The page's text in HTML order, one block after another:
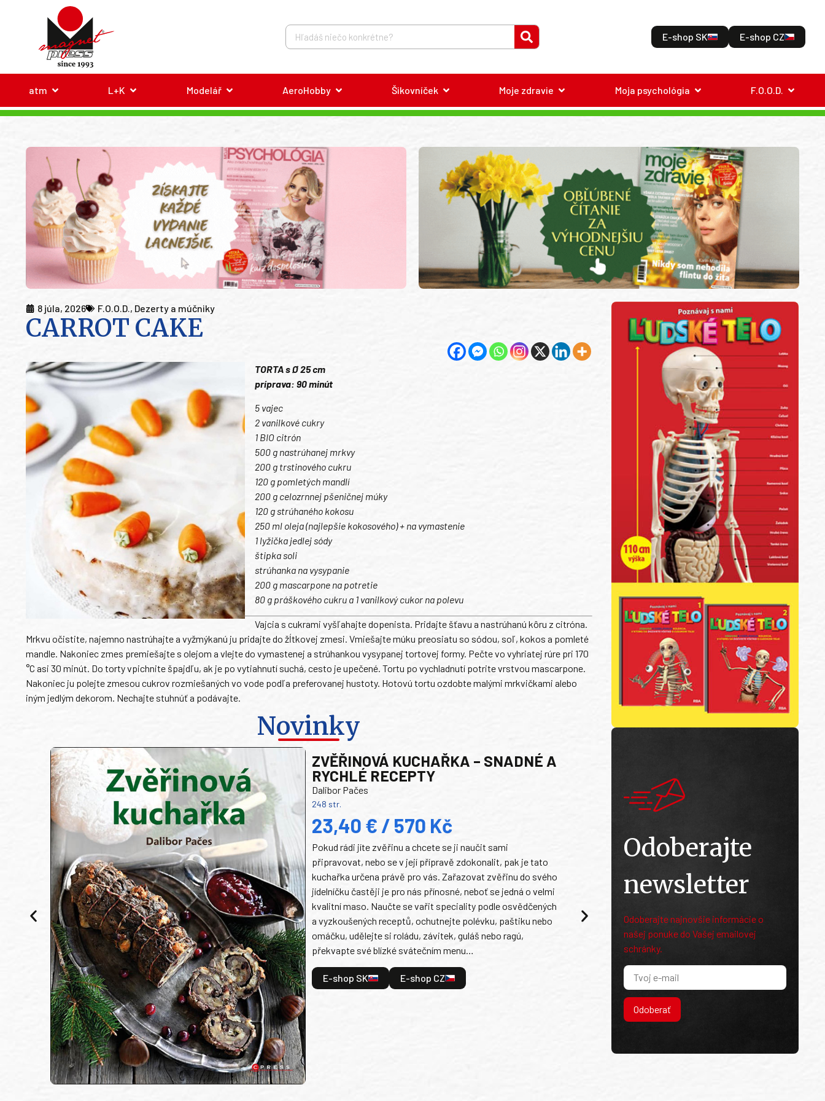
E-shop SK E-shop CZ
atm L+K Modelář AeroHobby Šikovníček Moje zdravie Moja psychológia F.O.O.D.
8 júla, 2026 F.O.O.D., Dezerty a múčniky
CARROT CAKE
TORTA s Ø 25 cm
príprava: 90 minút
5 vajec
2 vanilkové cukry
1 BIO citrón
500 g nastrúhanej mrkvy
200 g trstinového cukru
120 g pomletých mandlí
200 g celozrnnej pšeničnej múky
120 g strúhaného kokosu
250 ml oleja (najlepšie kokosového) + na vymastenie
1 lyžička jedlej sódy
štipka soli
strúhanka na vysypanie
200 g mascarpone na potretie
80 g práškového cukru a 1 vanilkový cukor na polevu
Vajcia s cukrami vyšľahajte dopenista. Pridajte šťavu a nastrúhanú kôru z citróna.
Mrkvu očistite, najemno nastrúhajte a vyžmýkanú ju pridajte do žĺtkovej zmesi. Vmiešajte múku preosiatu so sódou, soľ, kokos a pomleté
mandle. Nakoniec zmes premiešajte s olejom a vlejte do vymastenej a strúhankou vysypanej tortovej formy. Pečte vo vyhriatej rúre pri 170
°C asi 30 minút. Do torty vpichnite špajdľu, ak je po vytiahnutí suchá, cesto je upečené. Tortu po vychladnutí potrite vrstvou mascarpone.
Nakoniec ju polejte zmesou cukrov rozmiešaných vo vode podľa preferovanej hustoty. Hotovú tortu ozdobte malými mrkvičkami alebo
iným jedlým dekorom. Nechajte stuhnúť a podávajte.
Novinky
ZVĚŘINOVÁ KUCHAŘKA – SNADNÉ A
RYCHLÉ RECEPTY
Dalibor Pačes
248 str.
23,40 € / 570 Kč
Pokud rádi jíte zvěřinu a chcete se ji naučit sami
připravovat, nebo se v její přípravě zdokonalit, pak je tato
kuchařka určena právě pro vás. Zařazovat zvěřinu do svého
jídelníčku častěji je pro nás přínosné, neboť se jedná o velmi
kvalitní maso. Naučte se vařit speciality podle osvědčených
a vyzkoušených receptů, ochutnejte polévku, paštiku nebo
omáčku, udělejte si roládu, závitek, guláš nebo ragú,
překvapte své blízké svátečním menu…
E-shop SK E-shop CZ
Odoberajte
newsletter
Odoberajte najnovšie informácie o
našej ponuke do Vašej emailovej
schránky.
Odoberať